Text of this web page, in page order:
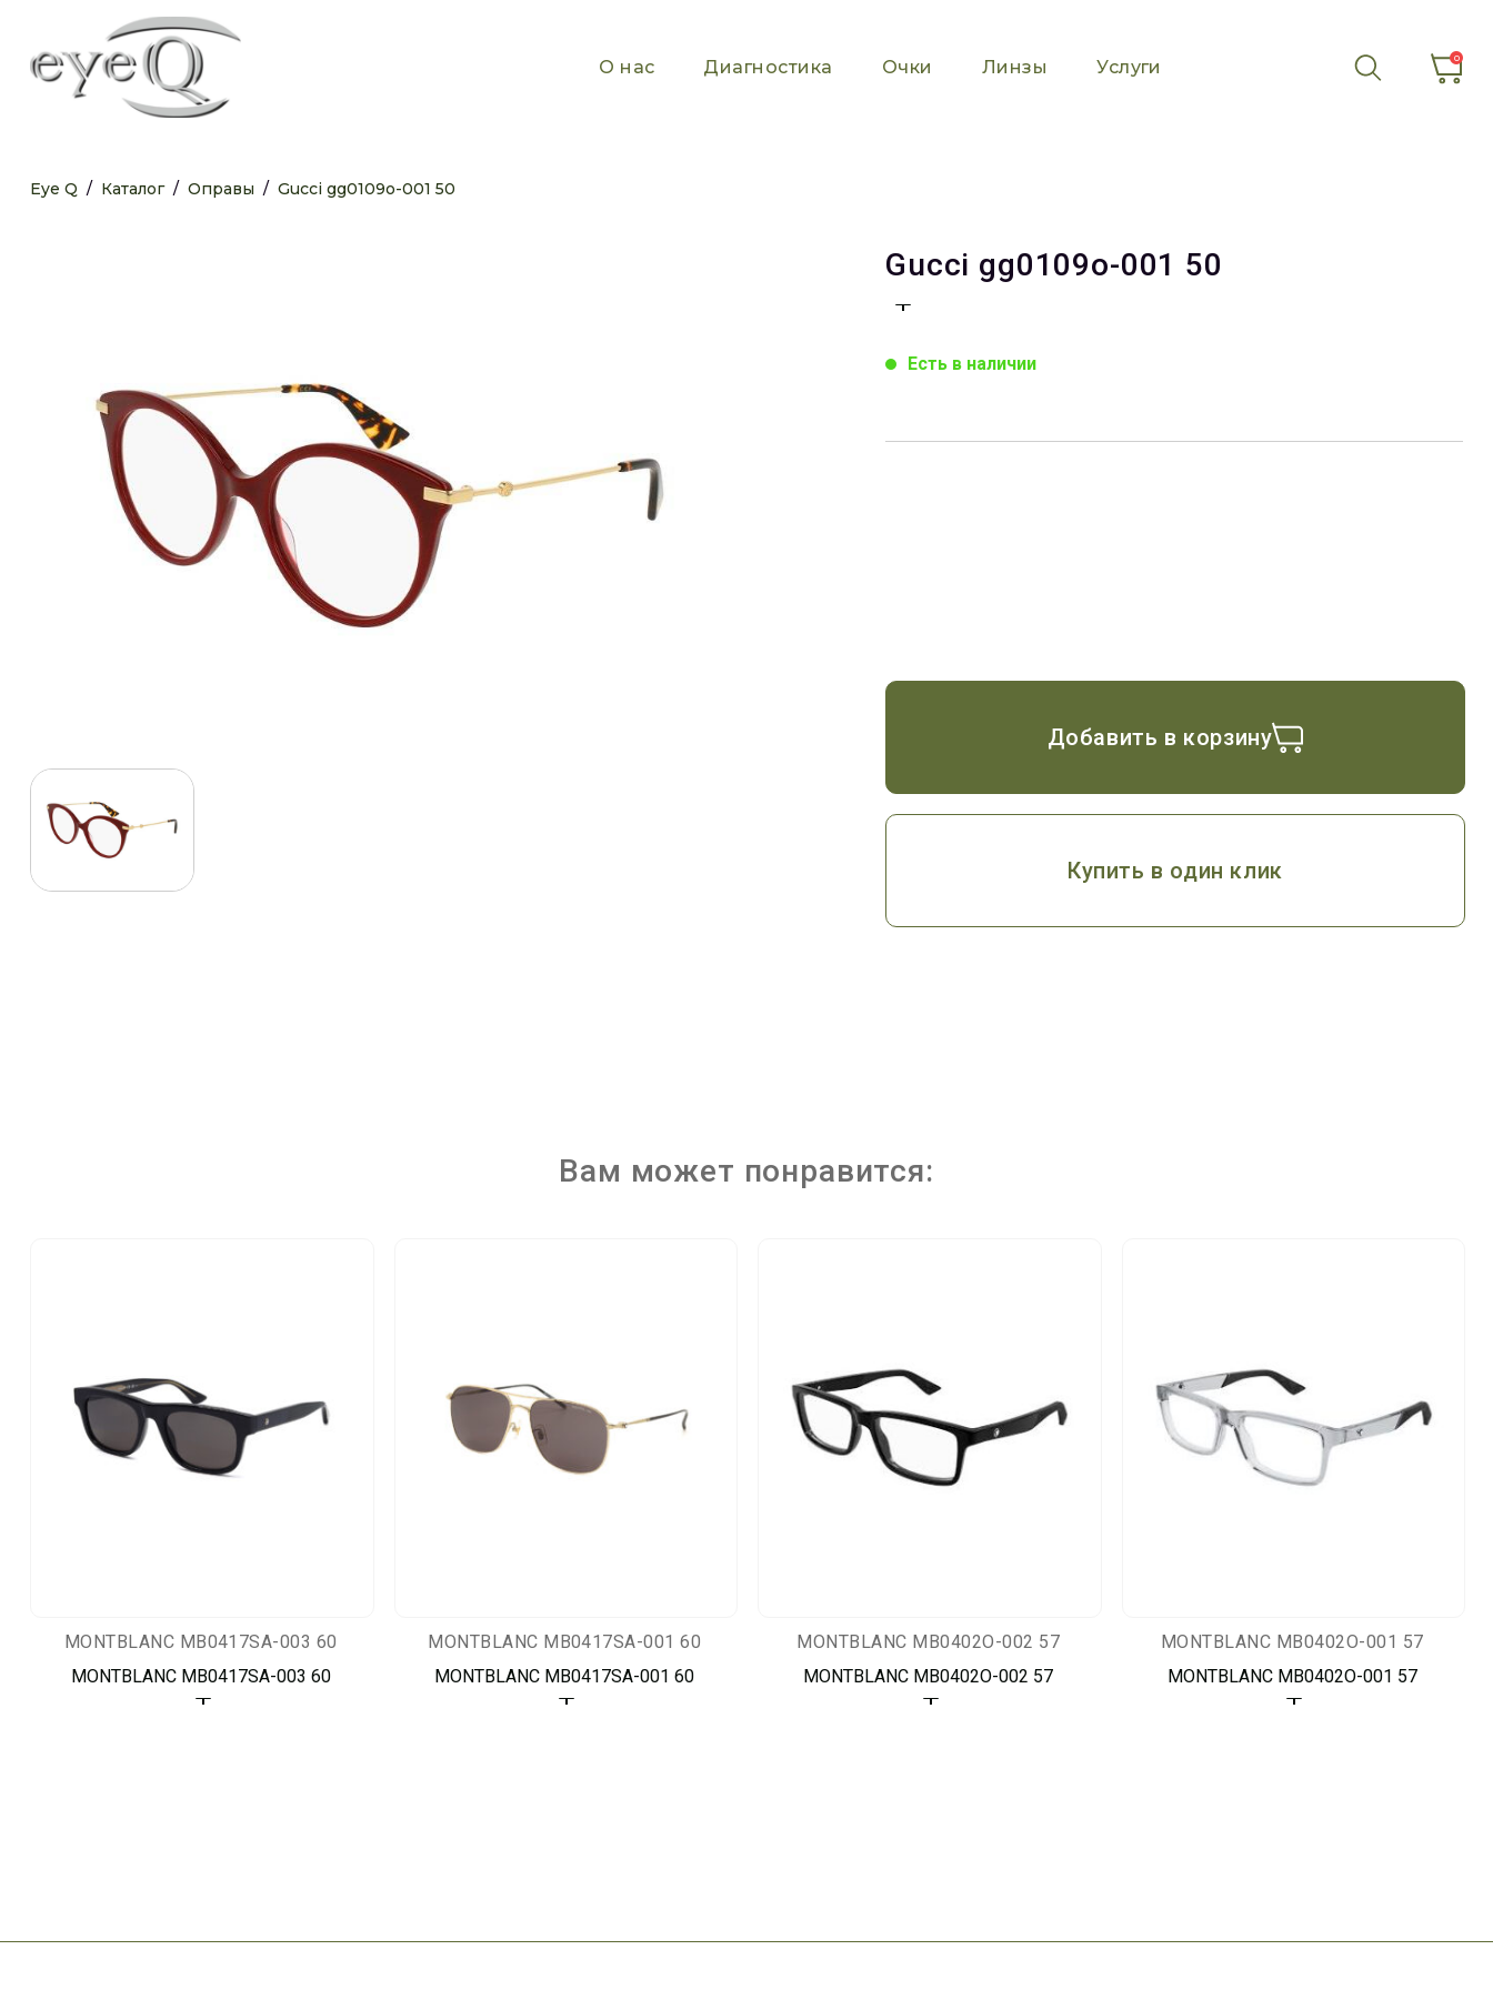
О нас Диагностика Очки Линзы Услуги 0
Eye Q / Каталог/ Оправы / Gucci gg0109o-001 50
Gucci gg0109o-001 50
Есть в наличии
Добавить в корзину
Купить в один клик
Вам может понравится:
MONTBLANC MB0417SA-003 60
MONTBLANC MB0417SA-003 60
MONTBLANC MB0417SA-001 60
MONTBLANC MB0417SA-001 60
MONTBLANC MB0402O-002 57
MONTBLANC MB0402O-002 57
MONTBLANC MB0402O-001 57
MONTBLANC MB0402O-001 57